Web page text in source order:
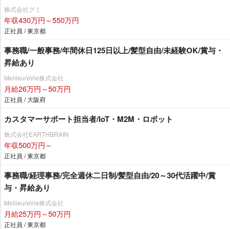
株式会社グミ
年収430万円～550万円
正社員 / 東京都
事務職/一般事務/年間休日125日以上/髪型自由/未経験OK/賞与・
昇給あり
MeilleureVie株式会社
月給26万円～50万円
正社員 / 大阪府
カスタマーサポート担当者/IoT・M2M・ロボット
株式会社EARTHBRAIN
年収500万円～
正社員 / 東京都
事務職/経理事務/完全週休二日制/髪型自由/20～30代活躍中/賞
与・昇給あり
MeilleureVie株式会社
月給25万円～50万円
正社員 / 東京都